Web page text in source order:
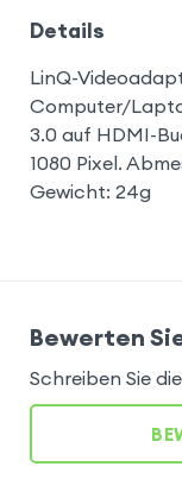
Details
LinQ-
Computer/
3.0 auf HDMI-
1080 Pixel.
Gewicht: 24g
Bewerten
Schreiben Sie